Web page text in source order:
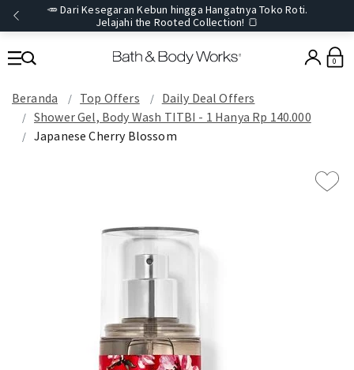
🥕 Dari Kesegaran Kebun hingga Hangatnya Toko Roti.
Jelajahi the Rooted Collection! 🍞
0
Beranda Top Offers
Daily Deal Offers
Shower Gel, Body Wash TITBI - 1 Hanya Rp 140.000
Japanese Cherry Blossom